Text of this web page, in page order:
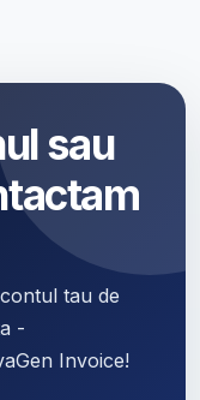
sau
tau de
-
Invoice!